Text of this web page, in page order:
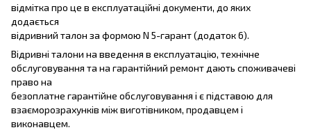
відмітка про це в експлуатаційні документи, до яких
додається
відривний талон за формою N 5-гарант (додаток 6).
Відривні талони на введення в експлуатацію, технічне
обслуговування та на гарантійний ремонт дають споживачеві
право на
безоплатне гарантійне обслуговування і є підставою для
взаєморозрахунків між виготівником, продавцем і
виконавцем.